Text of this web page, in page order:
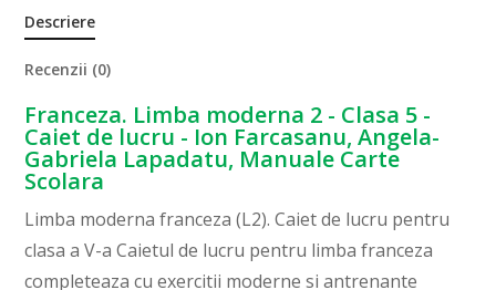
Descriere
Recenzii (0)
Franceza. Limba moderna 2 - Clasa 5 -
Caiet de lucru - Ion Farcasanu, Angela-
Gabriela Lapadatu, Manuale Carte
Scolara
Limba moderna franceza (L2). Caiet de lucru pentru
clasa a V-a Caietul de lucru pentru limba franceza
completeaza cu exercitii moderne si antrenante